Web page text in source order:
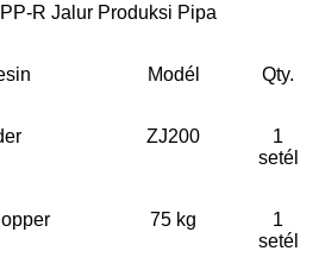
R Jalur Produksi Pipa
Modél Qty.
ZJ200
1
setél
75 kg
1
setél